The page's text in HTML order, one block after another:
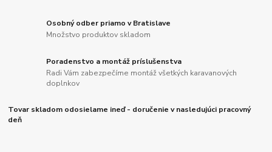
Osobný odber priamo v Bratislave
Množstvo produktov skladom
Poradenstvo a montáž príslušenstva
Radi Vám zabezpečíme montáž všetkých karavanových
doplnkov
Tovar skladom odosielame ineď - doručenie v nasledujúci pracovný
deň